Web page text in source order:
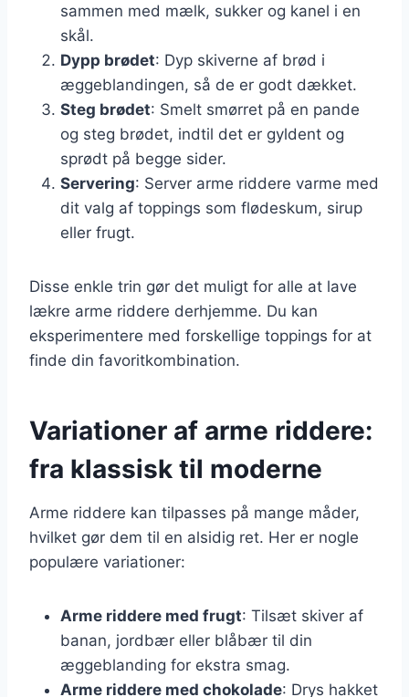
sammen med mælk, sukker og kanel i en
skål.
Dypp brødet: Dyp skiverne af brød i
æggeblandingen, så de er godt dækket.
Steg brødet: Smelt smørret på en pande
og steg brødet, indtil det er gyldent og
sprødt på begge sider.
Servering: Server arme riddere varme med
dit valg af toppings som flødeskum, sirup
eller frugt.
Disse enkle trin gør det muligt for alle at lave
lækre arme riddere derhjemme. Du kan
eksperimentere med forskellige toppings for at
finde din favoritkombination.
Variationer af arme riddere:
fra klassisk til moderne
Arme riddere kan tilpasses på mange måder,
hvilket gør dem til en alsidig ret. Her er nogle
populære variationer:
Arme riddere med frugt: Tilsæt skiver af
banan, jordbær eller blåbær til din
æggeblanding for ekstra smag.
Arme riddere med chokolade: Drys hakket